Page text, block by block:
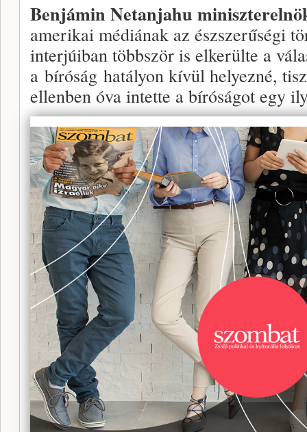
Benjámin Netanjahu
amerikai médiának az észszerűségi
interjúiban többször is elkerülte a
a bíróság hatályon kívül helyezné,
ellenben óva intette a bíróságot egy